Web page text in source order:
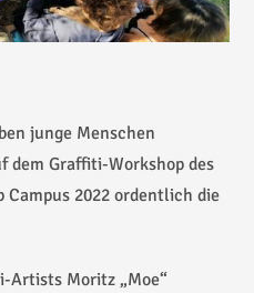
junge Menschen
dem Graffiti-Workshop des
Campus 2022 ordentlich die
Artists Moritz „Moe“